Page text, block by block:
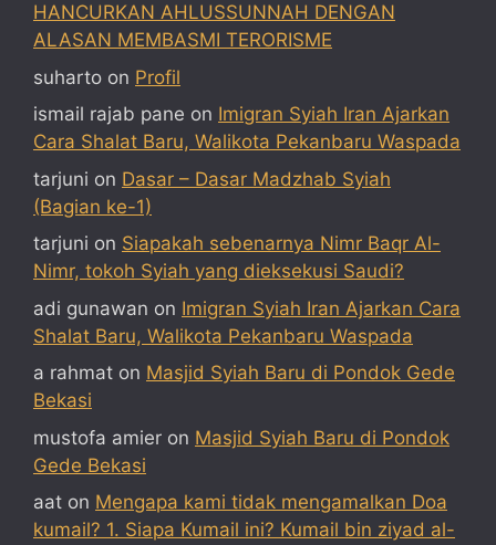
HANCURKAN AHLUSSUNNAH DENGAN
ALASAN MEMBASMI TERORISME
suharto on Profil
ismail rajab pane on Imigran Syiah Iran Ajarkan
Cara Shalat Baru, Walikota Pekanbaru Waspada
tarjuni on Dasar – Dasar Madzhab Syiah
(Bagian ke-1)
tarjuni on Siapakah sebenarnya Nimr Baqr Al-
Nimr, tokoh Syiah yang dieksekusi Saudi?
adi gunawan on Imigran Syiah Iran Ajarkan Cara
Shalat Baru, Walikota Pekanbaru Waspada
a rahmat on Masjid Syiah Baru di Pondok Gede
Bekasi
mustofa amier on Masjid Syiah Baru di Pondok
Gede Bekasi
aat on Mengapa kami tidak mengamalkan Doa
kumail? 1. Siapa Kumail ini? Kumail bin ziyad al-